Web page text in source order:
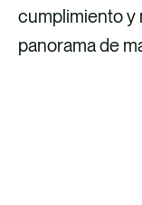
cumplimiento y
panorama de